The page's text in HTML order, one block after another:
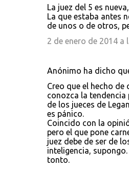
La juez del 5 es
La que estaba antes
de unos o de otros,
2 de enero de 2014 a
Anónimo ha dicho
Creo que el hecho de
conozca la
de los jueces de
es pánico.
Coincido con la
pero el que pone
juez debe de ser de
inteligencia,
tonto.